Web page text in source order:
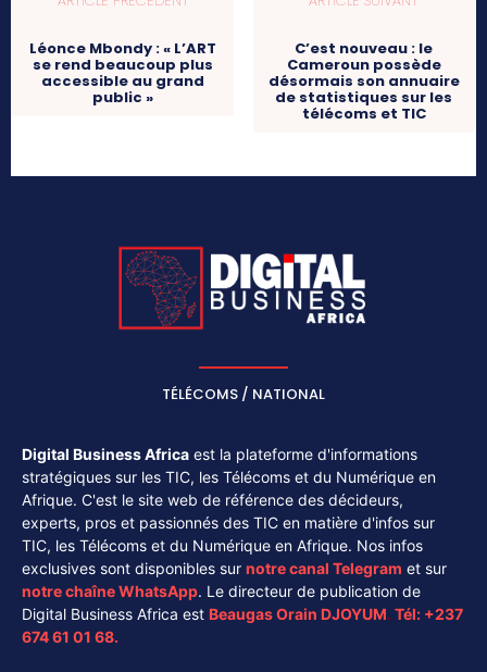
Léonce Mbondy : « L’ART
se rend beaucoup plus
accessible au grand
public »
C’est nouveau : le
Cameroun possède
désormais son annuaire
de statistiques sur les
télécoms et TIC
TÉLÉCOMS / NATIONAL
Digital Business Africa est la plateforme d'informations
stratégiques sur les TIC, les Télécoms et du Numérique en
Afrique. C'est le site web de référence des décideurs,
experts, pros et passionnés des TIC en matière d'infos sur
TIC, les Télécoms et du Numérique en Afrique. Nos infos
exclusives sont disponibles sur notre canal Telegram et sur
notre chaîneWhatsApp. Le directeur de publication de
Digital Business Africa est Beaugas Orain DJOYUM. Tél: +237
674 61 01 68.